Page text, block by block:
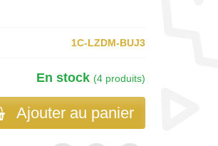
1C-LZDM-BUJ3
En stock (4 produits)
Ajouter au panier